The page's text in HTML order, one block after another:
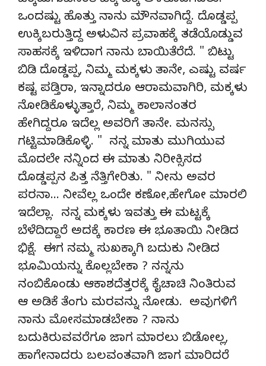
ಒಂದಷ್ಟು ಹೊತ್ತು ನಾನು ಮೌನವಾಗಿದ್ದೆ. ದೊಡ್ಡಪ್ಪ
ಉಕ್ಕಿಬರುತ್ತಿದ್ದ ಅಳುವಿನ ಪ್ರವಾಹಕ್ಕೆ ತಡೆಯೊಡ್ಡುವ
ಸಾಹಸಕ್ಕೆ ಇಳಿದಾಗ ನಾನು ಬಾಯಿತೆರೆದೆ. " ಬಿಟ್ಟು
ಬಿಡಿ ದೊಡ್ಡಪ್ಪ, ನಿಮ್ಮ ಮಕ್ಕಳು ತಾನೇ, ಎಷ್ಟು ವರ್ಷ
ಕಷ್ಟ ಪಡ್ತಿರಾ, ಇನ್ನಾದರೂ ಆರಾಮವಾಗಿರಿ, ಮಕ್ಕಳು
ನೋಡಿಕೊಳ್ಳುತ್ತಾರೆ, ನಿಮ್ಮ ಕಾಲಾನಂತರ
ಹೇಗಿದ್ದರೂ ಇದೆಲ್ಲ ಅವರಿಗೆ ತಾನೇ. ಮನಸ್ಸು
ಗಟ್ಟಿಮಾಡಿಕೊಳ್ಳಿ. " ನನ್ನ ಮಾತು ಮುಗಿಯುವ
ಮೊದಲೇ ನನ್ನಿಂದ ಈ ಮಾತು ನಿರೀಕ್ಸಿಸದ
ದೊಡ್ಡಪ್ಪನ ಪಿತ್ತ ನೆತ್ತಿಗೇರಿತು. " ನೀನು ಅವರ
ಪರನಾ… ನೀವೆಲ್ಲ ಒಂದೇ ಕಣೋ,ಹೇಗೋ ಮಾರಲಿ
ಇದೆಲ್ಲಾ. ನನ್ನ ಮಕ್ಕಳು ಇವತ್ತು ಈ ಮಟ್ಟಕ್ಕೆ
ಬೆಳೆದಿದ್ದಾರೆ ಅದಕ್ಕೆ ಕಾರಣ ಈ ಭೂತಾಯಿ ನೀಡಿದ
ಭಿಕ್ಷೆ. ಈಗ ನಮ್ಮ ಸುಖಕ್ಕಾಗಿ ಬದುಕು ನೀಡಿದ
ಭೂಮಿಯನ್ನು ಕೊಲ್ಲಬೇಕಾ ? ನನ್ನನು
ನಂಬಿಕೊಂಡು ಆಕಾಶದೆತ್ತರಕ್ಕೆ ಕೈಚಾಚಿ ನಿಂತಿರುವ
ಆ ಅಡಿಕೆ ತೆಂಗು ಮರವನ್ನು ನೋಡು. ಅವುಗಳಿಗೆ
ನಾನು ಮೋಸಮಾಡಬೇಕಾ ? ನಾನು
ಬದುಕಿರುವವರೆಗೂ ಜಾಗ ಮಾರಲು ಬಿಡೋಲ್ಲ,
ಹಾಗೇನಾದರು ಬಲವಂತವಾಗಿ ಜಾಗ ಮಾರಿದರೆ